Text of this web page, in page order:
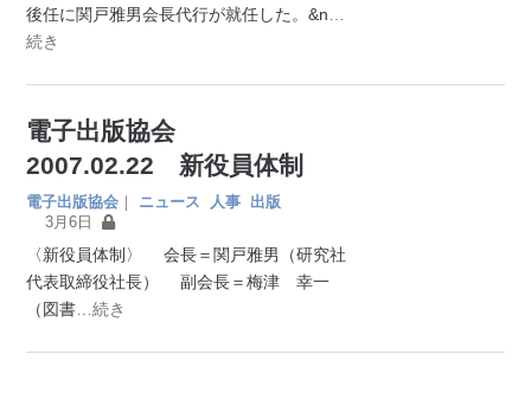
後任に関戸雅男会長代行が就任した。&n
続き
電子出版協会
2007.02.22 新役員体制
電子出版協会 ｜ ニュース 人事 出版
3月6日
〈新役員体制〉 会長＝関戸雅男（研究社
代表取締役社長） 副会長＝梅津 幸一
（図書 …続き